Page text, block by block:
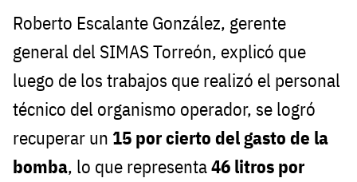
Roberto Escalante González, gerente
general del SIMAS Torreón, explicó que
luego de los trabajos que realizó el personal
técnico del organismo operador, se logró
recuperar un 15 por cierto del gasto de la
bomba, lo que representa46 litros por